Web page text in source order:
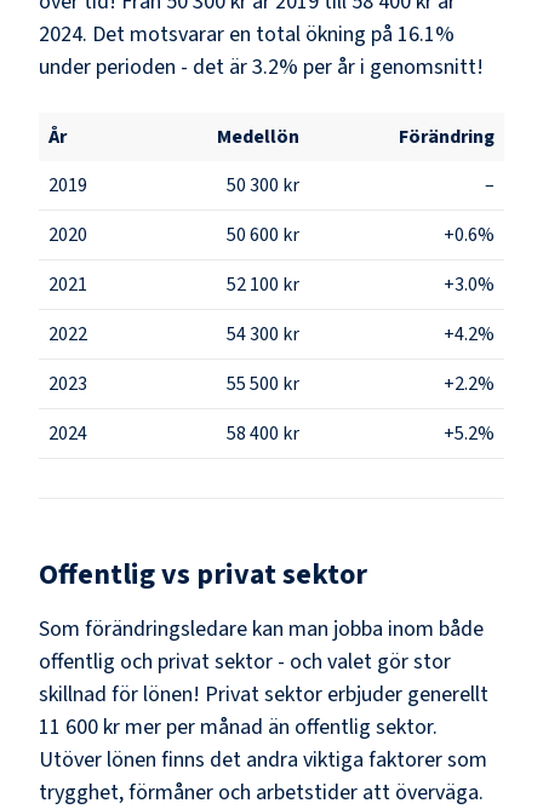
2024. Det motsvarar en total ökning på 16.1%
under perioden - det är 3.2% per år i genomsnitt!
År Medellön
Förändring
2019
50 300 kr
–
2020
50 600 kr
+0.6%
2021
52 100 kr
+3.0%
2022
54 300 kr
+4.2%
2023
55 500 kr
+2.2%
2024
58 400 kr +5.2%
Offentlig vs privat sektor
Som förändringsledare kan man jobba inom både
offentlig och privat sektor - och valet gör stor
skillnad för lönen! Privat sektor erbjuder generellt
11 600 kr mer per månad än offentlig sektor.
Utöver lönen finns det andra viktiga faktorer som
trygghet, förmåner och arbetstider att överväga.